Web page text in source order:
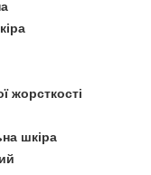
жорсткості
шкіра